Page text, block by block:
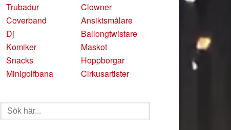
Trubadur
Coverband
Dj
Komiker
Snacks
Minigolfbana
Clowner
Ansiktsmålare
Ballongtwistare
Maskot
Hoppborgar
Cirkusartister
Sök
efter: